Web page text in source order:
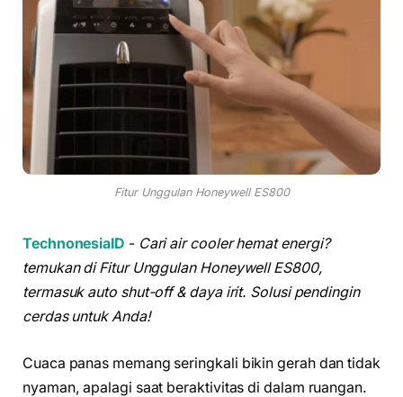
Fitur Unggulan Honeywell ES800
TechnonesiaID - Cari air cooler hemat energi?
temukan di Fitur Unggulan Honeywell ES800,
termasuk auto shut-off & daya irit. Solusi pendingin
cerdas untuk Anda!
Cuaca panas memang seringkali bikin gerah dan tidak
nyaman, apalagi saat beraktivitas di dalam ruangan.